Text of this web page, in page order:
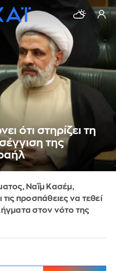
ότι στηρίζει τη
της
Ναΐμ Κασέμ,
προσπάθειες να τεθεί
στον νότο της